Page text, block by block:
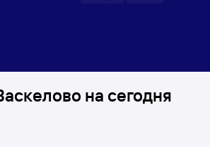
на сегодня